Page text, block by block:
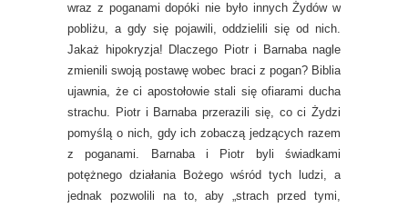
wraz z poganami dopóki nie było innych Żydów w
pobliżu, a gdy się pojawili, oddzielili się od nich.
Jakaż hipokryzja! Dlaczego Piotr i Barnaba nagle
zmienili swoją postawę wobec braci z pogan? Biblia
ujawnia, że ci apostołowie stali się ofiarami ducha
strachu. Piotr i Barnaba przerazili się, co ci Żydzi
pomyślą o nich, gdy ich zobaczą jedzących razem
z poganami. Barnaba i Piotr byli świadkami
potężnego działania Bożego wśród tych ludzi, a
jednak pozwolili na to, aby „strach przed tymi,